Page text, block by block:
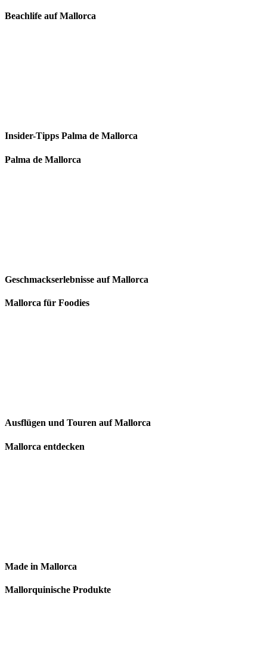
Beachlife auf Mallorca
Insider-Tipps Palma de Mallorca
Palma de Mallorca
Geschmackserlebnisse auf Mallorca
Mallorca für Foodies
Ausflügen und Touren auf Mallorca
Mallorca entdecken
Made in Mallorca
Mallorquinische Produkte